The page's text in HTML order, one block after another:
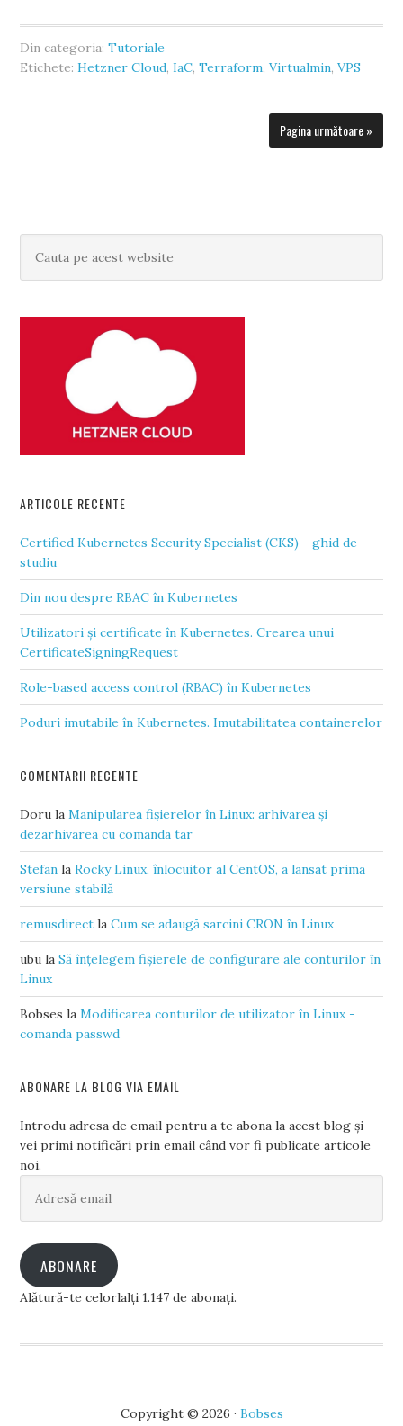
Din categoria:Tutoriale
Etichete:Hetzner Cloud,IaC,Terraform,Virtualmin,VPS
Pagina următoare »
ARTICOLE RECENTE
Certified Kubernetes Security Specialist (CKS) - ghid de
studiu
Din nou despre RBAC în Kubernetes
Utilizatori și certificate în Kubernetes. Crearea unui
CertificateSigningRequest
Role-based access control (RBAC) în Kubernetes
Poduri imutabile în Kubernetes. Imutabilitatea containerelor
COMENTARII RECENTE
Doru laManipularea fișierelor în Linux: arhivarea și
dezarhivarea cu comanda tar
Stefan laRocky Linux, înlocuitor al CentOS, a lansat prima
versiune stabilă
remusdirect laCum se adaugă sarcini CRON în Linux
ubu laSă înțelegem fișierele de configurare ale conturilor în
Linux
Bobses laModificarea conturilor de utilizator în Linux -
comanda passwd
ABONARE LA BLOG VIA EMAIL
Introdu adresa de email pentru a te abona la acest blog și
vei primi notificări prin email când vor fi publicate articole
noi.
email
ABONARE
Alătură-te celorlalți 1.147 de abonați.
Copyright © 2026 · Bobses